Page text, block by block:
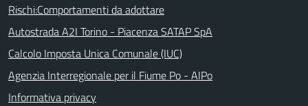
Rischi:Comportamenti da adottare
Autostrada A2I Torino - Piacenza SATAP SpA
Calcolo Imposta Unica Comunale (IUC)
Agenzia Interregionale per il Fiume Po - AIPo
Informativa privacy